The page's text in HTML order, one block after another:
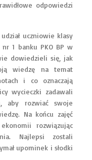
odpowiedzi
uczniowie klasy
1 banku PKO BP w
dowiedzieli się, jak
wiedzę na temat
i co oznaczają
wycieczki zadawali
aby rozwiać swoje
Na końcu zajęć
rozwiązując
Najlepsi zostali
upominek i słodki